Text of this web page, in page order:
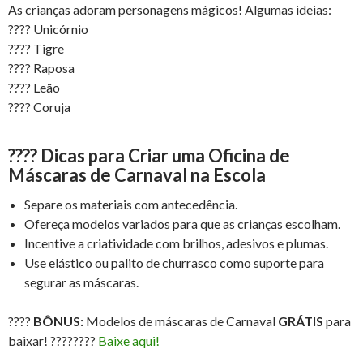
As crianças adoram personagens mágicos! Algumas ideias:
???? Unicórnio
???? Tigre
???? Raposa
???? Leão
???? Coruja
???? Dicas para Criar uma Oficina de
Máscaras de Carnaval na Escola
Separe os materiais com antecedência.
Ofereça modelos variados para que as crianças escolham.
Incentive a criatividade com brilhos, adesivos e plumas.
Use elástico ou palito de churrasco como suporte para
segurar as máscaras.
???? BÔNUS: Modelos de máscaras de Carnaval GRÁTIS para
baixar! ???????? Baixe aqui!